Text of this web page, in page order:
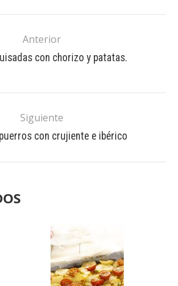
Anterior
con chorizo y patatas.
Siguiente
con crujiente e ibérico